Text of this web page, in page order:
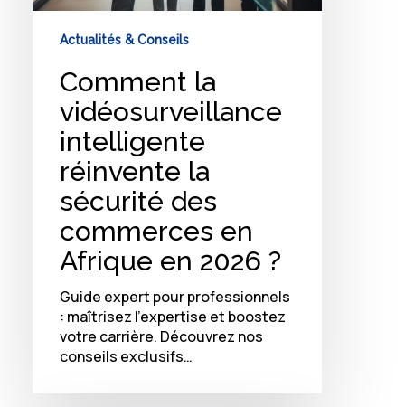
Actualités & Conseils
Comment la
vidéosurveillance
intelligente
réinvente la
sécurité des
commerces en
Afrique en 2026 ?
Guide expert pour professionnels
: maîtrisez l'expertise et boostez
votre carrière. Découvrez nos
conseils exclusifs…